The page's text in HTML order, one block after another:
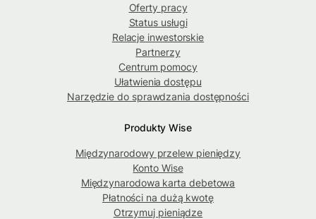
Oferty pracy
Status usługi
Relacje inwestorskie
Partnerzy
Centrum pomocy
Ułatwienia dostępu
Narzędzie do sprawdzania dostępności
Produkty Wise
Międzynarodowy przelew pieniędzy
Konto Wise
Międzynarodowa karta debetowa
Płatności na dużą kwotę
Otrzymuj pieniądze